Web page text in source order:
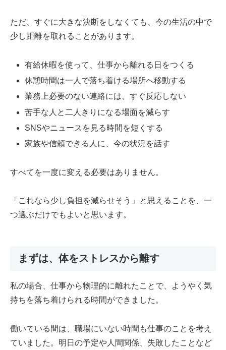
ただ、すぐに大きな決断をしなくても、今の生活の中で
少し距離を取れることがあります。
有給休暇を使って、仕事から離れる日をつくる
休憩時間は一人で落ち着ける場所へ移動する
業務上必要のない連絡には、すぐ反応しない
苦手な人と二人きりになる場面を減らす
SNSやニュースを見る時間を短くする
家族や信頼できる人に、今の状況を話す
すべてを一度に変える必要はありません。
「これなら少し負担を減らせそう」と思えることを、一
つ選ぶだけでもよいと思います。
まずは、体をストレスから離す
私の場合、仕事から物理的に離れたことで、ようやく気
持ちを落ち着けられる時間ができました。
働いている間は、職場にいない時間も仕事のことを考え
ていました。明日の予定や人間関係、失敗したことなど